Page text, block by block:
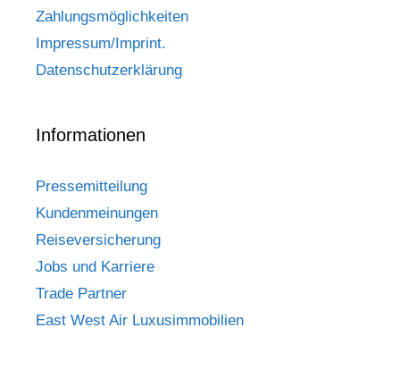
Zahlungsmöglichkeiten
Impressum/Imprint.
Datenschutzerklärung
Informationen
Pressemitteilung
Kundenmeinungen
Reiseversicherung
Jobs und Karriere
Trade Partner
East West Air Luxusimmobilien